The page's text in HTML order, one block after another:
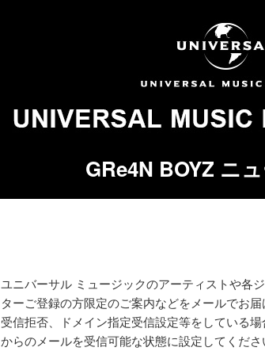
GRe4N BOYZ ニ
ユニバーサル ミュージックのアーティストや各
ターご登録の方限定のご案内などをメールでお届
受信拒否、ドメイン指定受信設定等をしている場
からのメールを受信可能な状態に設定してくださ